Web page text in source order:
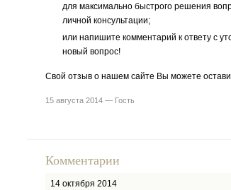
для максимально быстрого решения
личной консультации;
или напишите комментарий к ответу с
новый вопрос!
Свой отзыв о нашем сайте Вы можете
15 августа 2014 — Гость
Комментарии
14 октября 2014